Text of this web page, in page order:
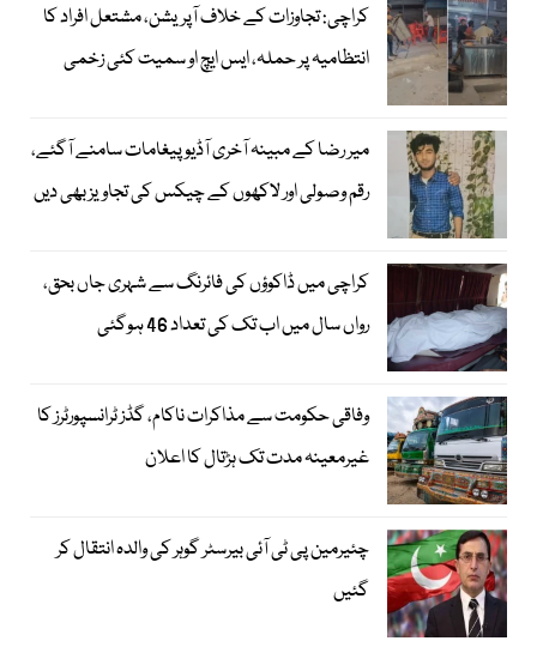
کراچی: تجاوزات کے خلاف آپریشن، مشتعل افراد کا
انتظامیہ پر حملہ، ایس ایچ او سمیت کئی زخمی
میر رضا کے مبینہ آخری آڈیو پیغامات سامنے آگئے،
رقم وصولی اور لاکھوں کے چیکس کی تجاویز بھی دیں
کراچی میں ڈاکوؤں کی فائرنگ سے شہری جاں بحق،
رواں سال میں اب تک کی تعداد 46 ہوگئی
وفاقی حکومت سے مذاکرات ناکام، گڈز ٹرانسپورٹرز کا
غیرمعینہ مدت تک ہڑتال کا اعلان
چئیرمین پی ٹی آئی بیرسٹر گوہر کی والدہ انتقال کر
گئیں